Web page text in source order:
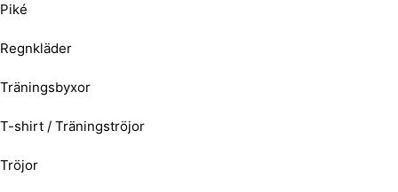
Piké
Regnkläder
Träningsbyxor
T-shirt / Träningströjor
Tröjor